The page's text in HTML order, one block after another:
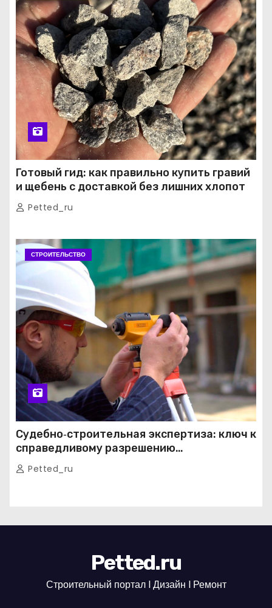
Готовый гид: как правильно купить гравий
и щебень с доставкой без лишних хлопот
Petted_ru
СТРОИТЕЛЬСТВО
Судебно‑строительная экспертиза: ключ к
справедливому разрешению
строительных споров
Petted_ru
Petted.ru
Строительный портал l Дизайн l Ремонт